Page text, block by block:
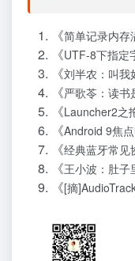
《简单记录内存
《UTF-8下指定
《刘半农：叫我
《严歌苓：读书
《Launcher2之
《Android 9焦
《经典蓝牙常见
《王小波：肚子
《[摘